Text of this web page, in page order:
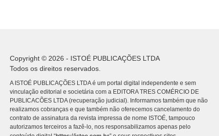
Copyright © 2026 - ISTOÉ PUBLICAÇÕES LTDA
Todos os direitos reservados.
A ISTOÉ PUBLICAÇÕES LTDA é um portal digital independente e sem
vinculação editorial e societária com a EDITORA TRES COMÉRCIO DE
PUBLICACÕES LTDA (recuperação judicial). Informamos também que não
realizamos cobranças e que também não oferecemos cancelamento do
contrato de assinatura da revista impressa de nome ISTOÉ, tampouco
autorizamos terceiros a fazê-lo, nos responsabilizamos apenas pelo